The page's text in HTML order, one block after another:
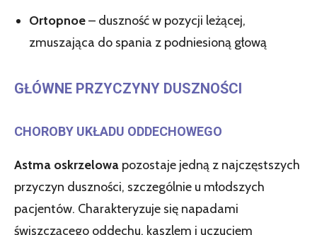
Ortopnoe– duszność w pozycji leżącej,
zmuszająca do spania z podniesioną głową
GŁÓWNE PRZYCZYNY DUSZNOŚCI
CHOROBY UKŁADU ODDECHOWEGO
Astma oskrzelowa pozostaje jedną z najczęstszych
przyczyn duszności, szczególnie u młodszych
pacjentów. Charakteryzuje się napadami
świszczącego oddechu, kaszlem i uczuciem